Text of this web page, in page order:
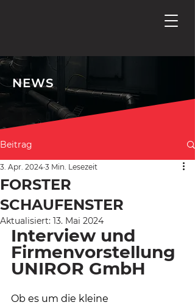
NEWS
Beitrag
FORSTER
SCHAUFENSTER
3. Apr. 2024 3 Min. Lesezeit
Aktualisiert: 13. Mai 2024
Interview und
Firmenvorstellung
UNIROR GmbH
Ob es um die kleine